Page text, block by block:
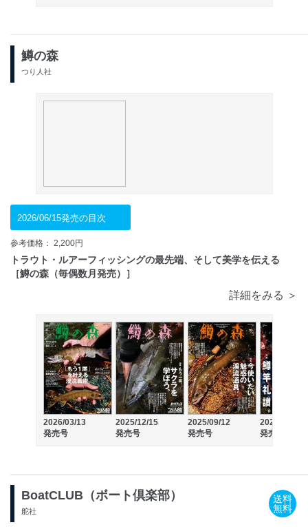
鱒の森
つり人社
2026/06/15発売の目次
参考価格： 2,200円
トラウト・ルアーフィッシングの最先端、そして美学を伝える
［鱒の森（毎偶数月発売）］
詳細をみる ＞
2026/03/13
発売号
2025/12/15
発売号
2025/09/12
発売号
2025/06/13
発売号
BoatCLUB（ボート倶楽部）
舵社
送料
無料